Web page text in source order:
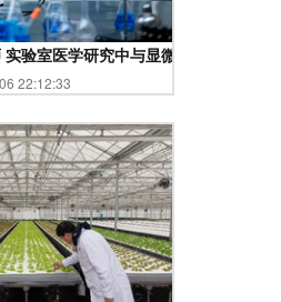
验室医学研究中与显微镜合作的科学
22:12:33